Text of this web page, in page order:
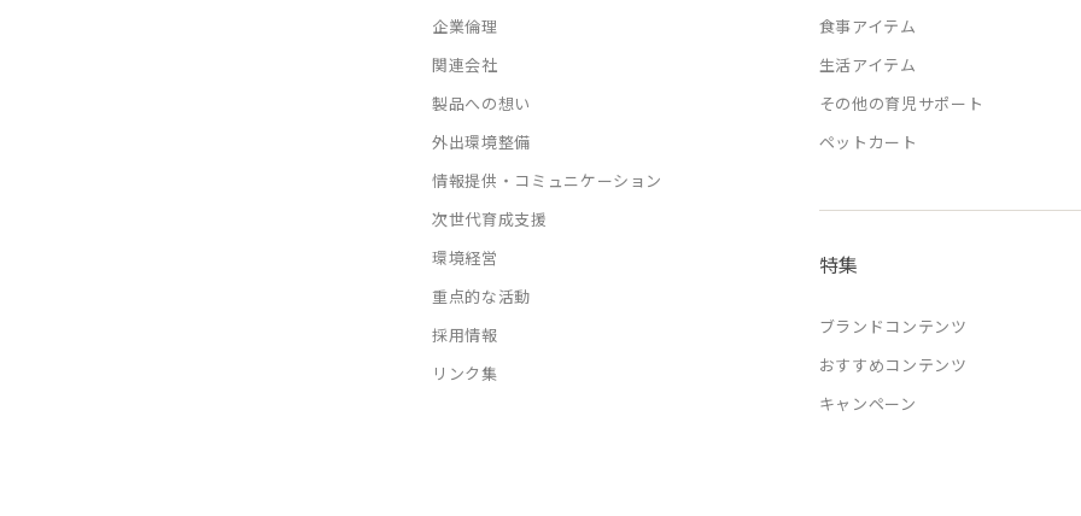
企業倫理
関連会社
製品への想い
外出環境整備
情報提供・コミュニケーション
次世代育成支援
環境経営
重点的な活動
採用情報
リンク集
食事アイテム
生活アイテム
その他の育児サポート
ペットカート
特集
ブランドコンテンツ
おすすめコンテンツ
キャンペーン